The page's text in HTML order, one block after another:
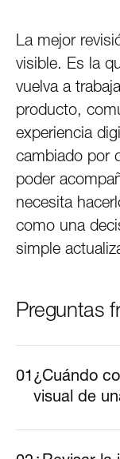
La mejor
visible. Es la
vuelva a
producto,
experiencia
cambiado por
poder
necesita
como una
simple
Preguntas
01¿Cuándo
visual de